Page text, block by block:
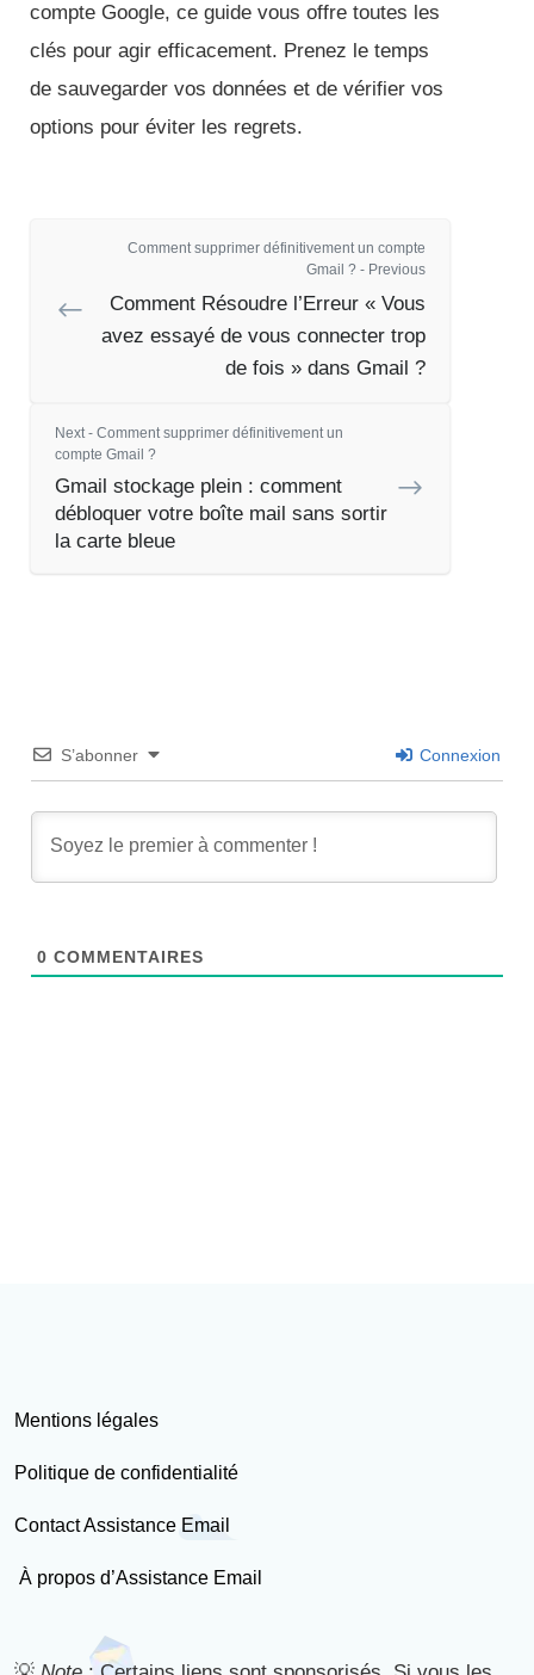
compte Google, ce guide vous offre toutes les
clés pour agir efficacement. Prenez le temps
de sauvegarder vos données et de vérifier vos
options pour éviter les regrets.
Comment supprimer définitivement un compte
Gmail ? - Previous
Comment Résoudre l’Erreur « Vous
avez essayé de vous connecter trop
de fois » dans Gmail ?
Next - Comment supprimer définitivement un
compte Gmail ?
Gmail stockage plein : comment
débloquer votre boîte mail sans sortir
la carte bleue
S’abonner Connexion
0 COMMENTAIRES
Mentions légales
Politique de confidentialité
Contact Assistance Email
À propos d’Assistance Email